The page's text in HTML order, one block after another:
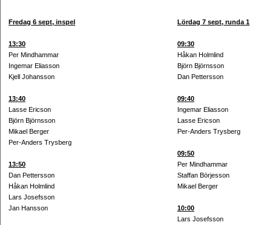
Fredag 6 sept, inspel Lördag 7 sept, runda 1
13:30
09:30
Per Mindhammar
Håkan Holmlind
Ingemar Eliasson
Björn Björnsson
Kjell Johansson
Dan Pettersson
13:40
09:40
Lasse Ericson
Ingemar Eliasson
Björn Björnsson
Lasse Ericson
Mikael Berger
Per-Anders Trysberg
Per-Anders Trysberg
09:50
13:50
Per Mindhammar
Dan Pettersson
Staffan Börjesson
Håkan Holmlind
Mikael Berger
Lars Josefsson
Jan Hansson
10:00
Lars Josefsson